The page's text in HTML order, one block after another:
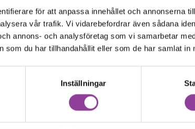
för att anpassa innehållet och annonserna
vår trafik. Vi vidarebefordrar även sådana
annons- och analysföretag som vi samarbetar
som du har tillhandahållit eller som de har samlat in
Inställningar